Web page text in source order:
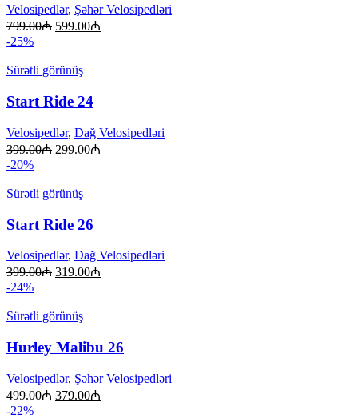
Velosipedlər, Şəhər Velosipedləri
799.00₼ 599.00₼
-25%
Sürətli görünüş
Start Ride 24
Velosipedlər, Dağ Velosipedləri
399.00₼ 299.00₼
-20%
Sürətli görünüş
Start Ride 26
Velosipedlər, Dağ Velosipedləri
399.00₼ 319.00₼
-24%
Sürətli görünüş
Hurley Malibu 26
Velosipedlər, Şəhər Velosipedləri
499.00₼ 379.00₼
-22%